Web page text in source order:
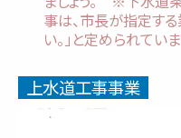
事は、市長が指定す
い。」と定められていま
上水道工事事業